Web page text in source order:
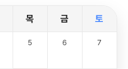
목 금 토
5 6 7